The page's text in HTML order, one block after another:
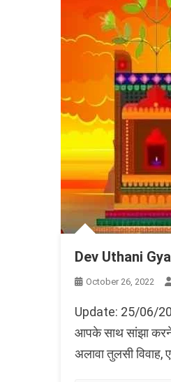
Dev Uthani
October 26, 2022
Update: 25/06/
आपके साथ सांझा करने
अलावा तुलसी